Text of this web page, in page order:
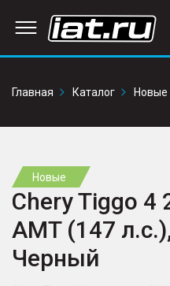
Главная
Каталог Новые
Новые
Chery Tiggo 4
AMT (147
Черный